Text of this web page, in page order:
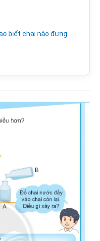
biết chai nào đựng